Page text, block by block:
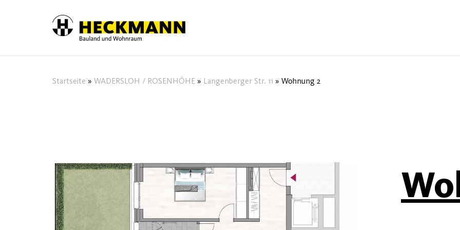
Skip to content
Startseite » WADERSLOH / ROSENHÖHE » Langenberger Str. 11 » Wohnung 2